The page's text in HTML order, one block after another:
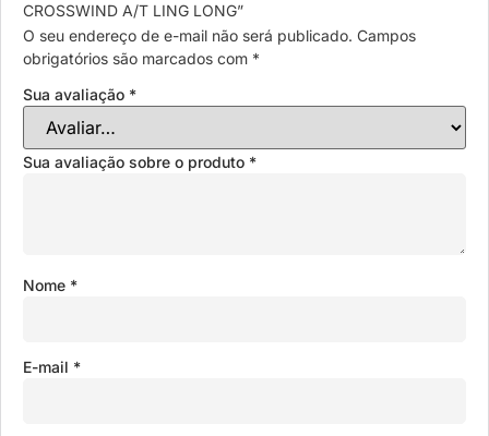
CROSSWIND A/T LING LONG”
O seu endereço de e-mail não será publicado. Campos
obrigatórios são marcados com *
Sua avaliação *
Sua avaliação sobre o produto *
Nome *
E-mail *